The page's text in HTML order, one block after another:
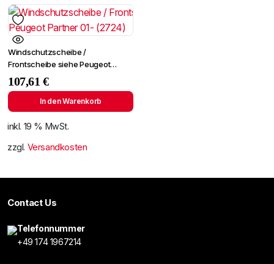
Windschutzscheibe /
Frontscheibe siehe Peugeot
Partner 01- (2724)
107,61€
In den Warenkorb
inkl. 19 % MwSt.
zzgl. Versandkosten
Contact Us
Telefonnummer
+49 174 1967214